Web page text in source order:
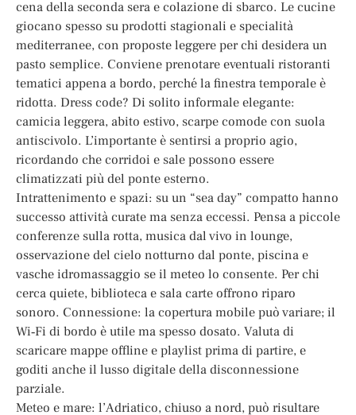
cena della seconda sera e colazione di sbarco. Le cucine
giocano spesso su prodotti stagionali e specialità
mediterranee, con proposte leggere per chi desidera un
pasto semplice. Conviene prenotare eventuali ristoranti
tematici appena a bordo, perché la finestra temporale è
ridotta. Dress code? Di solito informale elegante:
camicia leggera, abito estivo, scarpe comode con suola
antiscivolo. L’importante è sentirsi a proprio agio,
ricordando che corridoi e sale possono essere
climatizzati più del ponte esterno.
Intrattenimento e spazi: su un “sea day” compatto hanno
successo attività curate ma senza eccessi. Pensa a piccole
conferenze sulla rotta, musica dal vivo in lounge,
osservazione del cielo notturno dal ponte, piscina e
vasche idromassaggio se il meteo lo consente. Per chi
cerca quiete, biblioteca e sala carte offrono riparo
sonoro. Connessione: la copertura mobile può variare; il
Wi‑Fi di bordo è utile ma spesso dosato. Valuta di
scaricare mappe offline e playlist prima di partire, e
goditi anche il lusso digitale della disconnessione
parziale.
Meteo e mare: l’Adriatico, chiuso a nord, può risultare